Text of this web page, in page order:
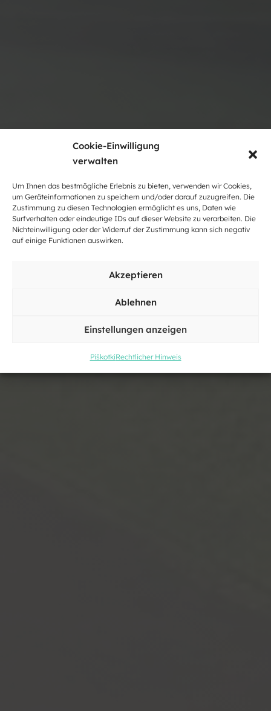
Cookie-Einwilligung
verwalten
Um Ihnen das bestmögliche Erlebnis zu bieten, verwenden wir Cookies,
um Geräteinformationen zu speichern und/oder darauf zuzugreifen. Die
Zustimmung zu diesen Technologien ermöglicht es uns, Daten wie
Surfverhalten oder eindeutige IDs auf dieser Website zu verarbeiten. Die
Nichteinwilligung oder der Widerruf der Zustimmung kann sich negativ
auf einige Funktionen auswirken.
Akzeptieren
Ablehnen
Einstellungen anzeigen
PiškotkiRechtlicher Hinweis
Šmarješke Toplice